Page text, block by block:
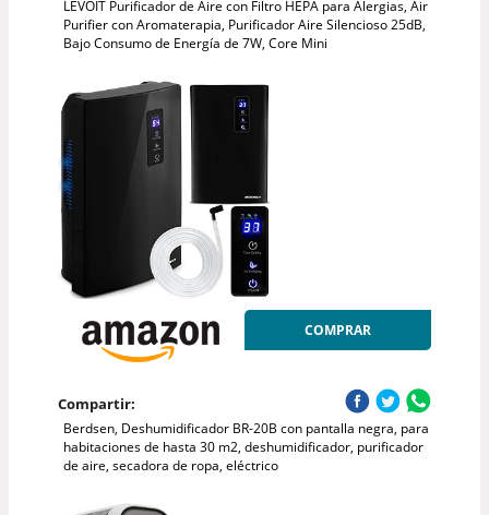
LEVOIT Purificador de Aire con Filtro HEPA para Alergias, Air
Purifier con Aromaterapia, Purificador Aire Silencioso 25dB,
Bajo Consumo de Energía de 7W, Core Mini
COMPRAR
Compartir:
Berdsen, Deshumidificador BR-20B con pantalla negra, para
habitaciones de hasta 30 m2, deshumidificador, purificador
de aire, secadora de ropa, eléctrico